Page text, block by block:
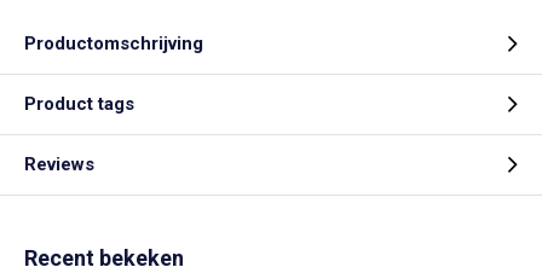
Productomschrijving
Product tags
Reviews
Recent bekeken